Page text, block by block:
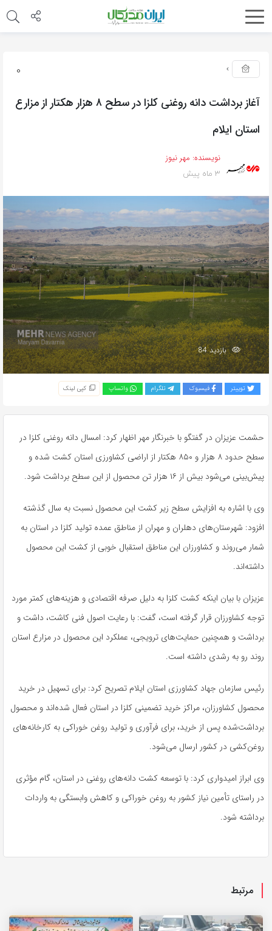
0
آغاز برداشت دانه روغنی کلزا در سطح ۸ هزار هکتار از مزارع
استان ایلام
نویسنده: مهر نیوز
3 ماه پیش
بازدید 84
توییتر فیسبوک تلگرام واتساپ کپی لینک
حشمت عزیزان در گفتگو با خبرنگار مهر اظهار کرد: امسال دانه روغنی کلزا در
سطح حدود ۸ هزار و ۸۵۰ هکتار از اراضی کشاورزی استان کشت شده و
پیش‌بینی می‌شود بیش از ۱۶ هزار تن محصول از این سطح برداشت شود.
وی با اشاره به افزایش سطح زیر کشت این محصول نسبت به سال گذشته
افزود: شهرستان‌های دهلران و مهران از مناطق عمده تولید کلزا در استان به
شمار می‌روند و کشاورزان این مناطق استقبال خوبی از کشت این محصول
داشته‌اند.
عزیزان با بیان اینکه کشت کلزا به دلیل صرفه اقتصادی و هزینه‌های کمتر مورد
توجه کشاورزان قرار گرفته است، گفت: با رعایت اصول فنی کاشت، داشت و
برداشت و همچنین حمایت‌های ترویجی، عملکرد این محصول در مزارع استان
روند رو به رشدی داشته است.
رئیس سازمان جهاد کشاورزی استان ایلام تصریح کرد: برای تسهیل در خرید
محصول کشاورزان، مراکز خرید تضمینی کلزا در استان فعال شده‌اند و محصول
برداشت‌شده پس از خرید، برای فرآوری و تولید روغن خوراکی به کارخانه‌های
روغن‌کشی در کشور ارسال می‌شود.
وی ابراز امیدواری کرد: با توسعه کشت دانه‌های روغنی در استان، گام مؤثری
در راستای تأمین نیاز کشور به روغن خوراکی و کاهش وابستگی به واردات
برداشته شود.
مرتبط